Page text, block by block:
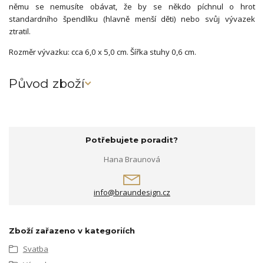
němu se nemusíte obávat, že by se někdo píchnul o hrot
standardního špendlíku (hlavně menší děti) nebo svůj vývazek
ztratil.
Rozměr vývazku: cca 6,0 x 5,0 cm. Šířka stuhy 0,6 cm.
Původ zboží
Potřebujete poradit?
Hana Braunová
info@braundesign.cz
Zboží zařazeno v kategoriích
Svatba